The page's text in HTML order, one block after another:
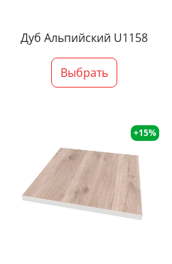
Дуб Альпийский U1158
Выбрать
+15%